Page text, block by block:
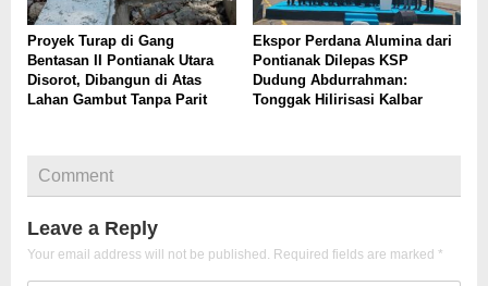
Proyek Turap di Gang
Bentasan II Pontianak Utara
Disorot, Dibangun di Atas
Lahan Gambut Tanpa Parit
Ekspor Perdana Alumina dari
Pontianak Dilepas KSP
Dudung Abdurrahman:
Tonggak Hilirisasi Kalbar
Comment
Leave a Reply
Your email address will not be published. Required fields are marked *